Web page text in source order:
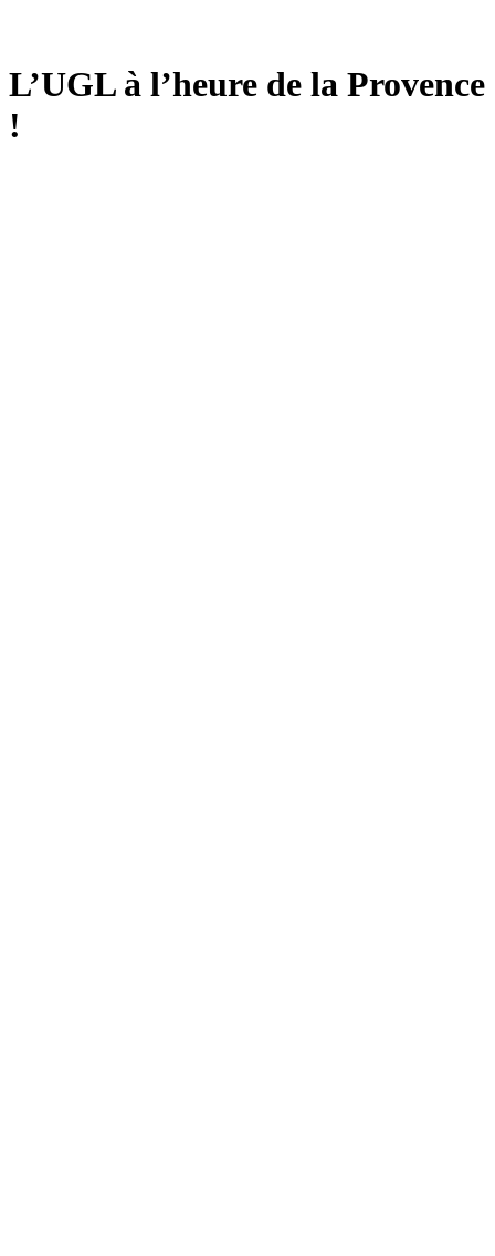
L’UGL à l’heure de la Provence
!